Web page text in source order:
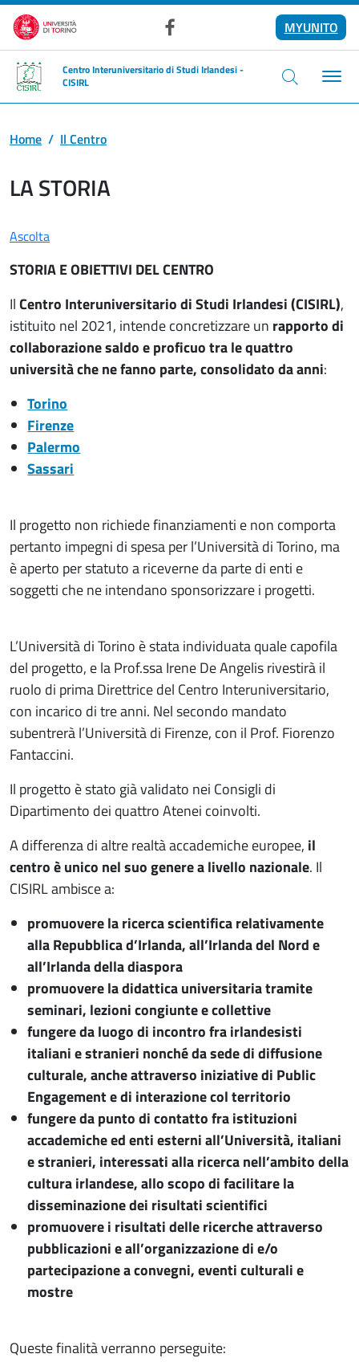
Salta al contenuto principale
Facebook
MYUNITO
Centro Interuniversitario di Studi Irlandesi -
CISIRL
Home Il Centro
LA STORIA
Ascolta
STORIA E OBIETTIVI DEL CENTRO
IlCentro Interuniversitario di Studi Irlandesi (CISIRL),
istituito nel 2021, intende concretizzare un rapporto di
collaborazione saldo e proficuo tra le quattro
università che ne fanno parte, consolidato da anni:
Torino
Firenze
Palermo
Sassari
Il progetto non richiede finanziamenti e non comporta
pertanto impegni di spesa per l’Università di Torino, ma
è aperto per statuto a riceverne da parte di enti e
soggetti che ne intendano sponsorizzare i progetti.
L’Università di Torino è stata individuata quale capofila
del progetto, e la Prof.ssa Irene De Angelis rivestirà il
ruolo di prima Direttrice del Centro Interuniversitario,
con incarico di tre anni. Nel secondo mandato
subentrerà l’Università di Firenze, con il Prof. Fiorenzo
Fantaccini.
Il progetto è stato già validato nei Consigli di
Dipartimento dei quattro Atenei coinvolti.
A differenza di altre realtà accademiche europee, il
centro è unico nel suo genere a livello nazionale. Il
CISIRL ambisce a:
promuovere la ricerca scientifica relativamente
alla Repubblica d’Irlanda, all’Irlanda del Nord e
all’Irlanda della diaspora
promuovere la didattica universitaria tramite
seminari, lezioni congiunte e collettive
fungere da luogo di incontro fra irlandesisti
italiani e stranieri nonché da sede di diffusione
culturale, anche attraverso iniziative di Public
Engagement e di interazione col territorio
fungere da punto di contatto fra istituzioni
accademiche ed enti esterni all’Università, italiani
e stranieri, interessati alla ricerca nell’ambito della
cultura irlandese, allo scopo di facilitare la
disseminazione dei risultati scientifici
promuovere i risultati delle ricerche attraverso
pubblicazioni e all’organizzazione di e/o
partecipazione a convegni, eventi culturali e
mostre
Queste finalità verranno perseguite: